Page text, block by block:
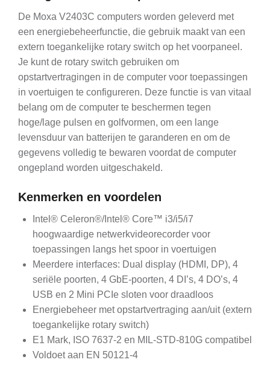
De Moxa V2403C computers worden geleverd met
een energiebeheerfunctie, die gebruik maakt van een
extern toegankelijke rotary switch op het voorpaneel.
Je kunt de rotary switch gebruiken om
opstartvertragingen in de computer voor toepassingen
in voertuigen te configureren. Deze functie is van vitaal
belang om de computer te beschermen tegen
hoge/lage pulsen en golfvormen, om een ​​lange
levensduur van batterijen te garanderen en om de
gegevens volledig te bewaren voordat de computer
ongepland worden uitgeschakeld.
Kenmerken en voordelen
Intel® Celeron®/Intel® Core™ i3/i5/i7
hoogwaardige netwerkvideorecorder voor
toepassingen langs het spoor in voertuigen
Meerdere interfaces: Dual display (HDMI, DP), 4
seriële poorten, 4 GbE-poorten, 4 DI’s, 4 DO’s, 4
USB en 2 Mini PCIe sloten voor draadloos
Energiebeheer met opstartvertraging aan/uit (extern
toegankelijke rotary switch)
E1 Mark, ISO 7637-2 en MIL-STD-810G compatibel
Voldoet aan EN 50121-4